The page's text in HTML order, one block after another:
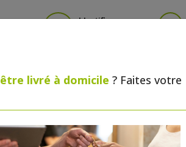
Identifiez-vous
SANS GLUTEN, SANS LACTOSE, ...
être livré à domicile ? Faites votre